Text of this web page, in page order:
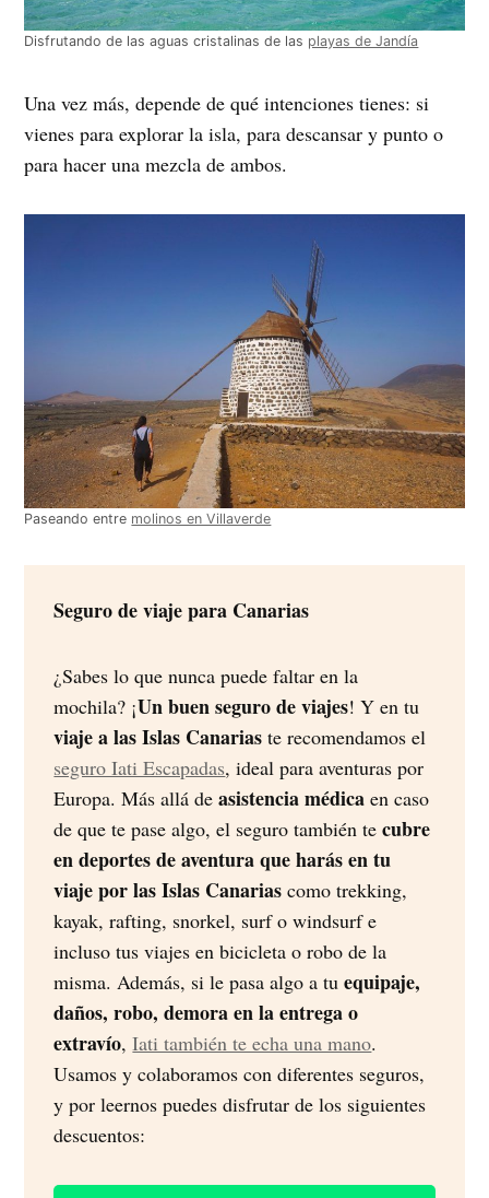
Disfrutando de las aguas cristalinas de las playas de Jandía
Una vez más, depende de qué intenciones tienes: si
vienes para explorar la isla, para descansar y punto o
para hacer una mezcla de ambos.
Paseando entre molinos en Villaverde
Seguro de viaje para Canarias
¿Sabes lo que nunca puede faltar en la
mochila? ¡Un buen seguro de viajes! Y en tu
viaje a las Islas Canarias te recomendamos el
seguro Iati Escapadas, ideal para aventuras por
Europa. Más allá deasistencia médica en caso
de que te pase algo, el seguro también tecubre
en deportes de aventura que harás en tu
viaje por las Islas Canarias como trekking,
kayak, rafting, snorkel, surf o windsurf e
incluso tus viajes en bicicleta o robo de la
misma. Además, si le pasa algo a tuequipaje,
daños, robo, demora en la entrega o
extravío,Iati también te echa una mano.
Usamos y colaboramos con diferentes seguros,
y por leernos puedes disfrutar de los siguientes
descuentos: